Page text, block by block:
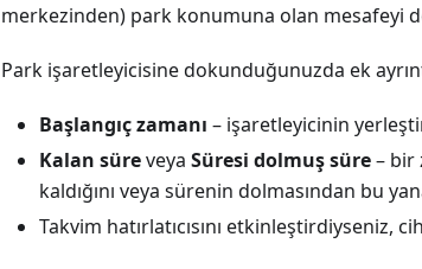
merkezinden) park konumuna olan mesafeyi
Park işaretleyicisine dokunduğunuzda ek
Başlangıç zamanı – işaretleyicinin
Kalan süreveya Süresi dolmuş süre– bir
kaldığını veya sürenin dolmasından bu
Takvim hatırlatıcısını etkinleştirdiyseniz,